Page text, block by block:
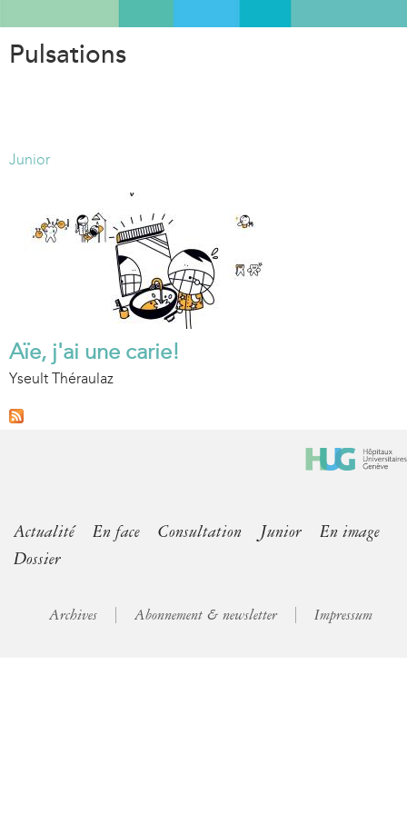
Pulsations
Junior
Aïe, j'ai une carie!
Yseult Théraulaz
Actualité En face Consultation Junior
En image
Dossier
Archives Abonnement & newsletter Impressum